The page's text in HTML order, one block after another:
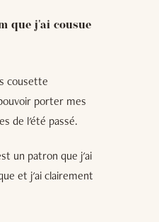
que j'ai cousue
cousette
porter mes
de l'été passé.
un patron que j'ai
et j'ai clairement